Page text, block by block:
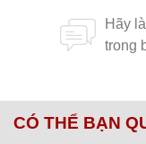
CÓ THỂ BẠN